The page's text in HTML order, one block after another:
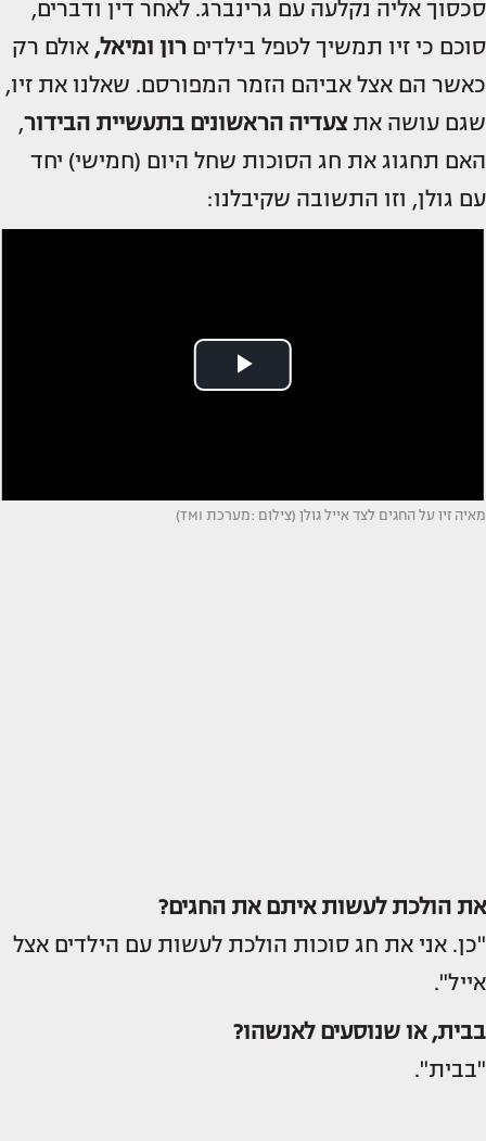
סכסוך אליה נקלעה עם גרינברג. לאחר דין ודברים,
סוכם כי זיו תמשיך לטפל בילדים רון ומיאל, אולם רק
כאשר הם אצל אביהם הזמר המפורסם. שאלנו את זיו,
שגם עושה אתצעדיה הראשונים בתעשיית הבידור,
האם תחגוג את חג הסוכות שחל היום (חמישי) יחד
עם גולן, וזו התשובה שקיבלנו:
מאיה זיו על החגים לצד אייל גולן (צילום :מערכת TMI)
את הולכת לעשות איתם את החגים?
"כן. אני את חג סוכות הולכת לעשות עם הילדים אצל
אייל".
בבית, או שנוסעים לאנשהו?
"בבית".